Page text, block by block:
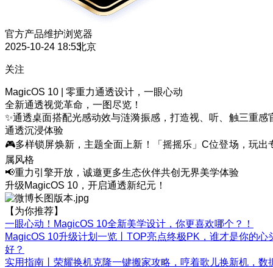
官方产品维护浏览器
2025-10-24 18:53北京
关注
MagicOS 10 | 零重力通透设计，一眼心动
全新通透视觉革命，一图尽览！
✨通透桌面搭配光感动效与涟漪振感，打造视、听、触三重感
通透沉浸体验
🎮多样锁屏焕新，主题全面上新！「摇摇乐」C位登场，玩出
属风格
📢重力引擎开放，诚邀更多生态伙伴共创无界美学体验
升级MagicOS 10，开启通透新纪元！
【为你推荐】
一眼心动！MagicOS 10全新美学设计，你更喜欢哪个？！
MagicOS 10升级计划一览丨TOP亮点终极PK，谁才是你的心
好？
实用指南丨荣耀换机克隆一键搬家攻略，哼着歌儿换新机，数